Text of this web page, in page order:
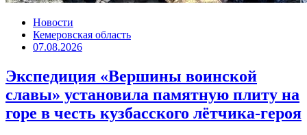
Новости
Кемеровская область
07.08.2026
Экспедиция «Вершины воинской
славы» установила памятную плиту на
горе в честь кузбасского лётчика-героя